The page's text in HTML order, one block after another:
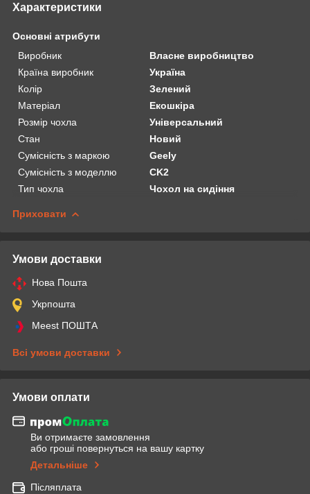
Характеристики
Основні атрибути
Виробник
Власне виробництво
Країна виробник
Україна
Колір
Зелений
Матеріал
Екошкіра
Розмір чохла
Універсальний
Стан
Новий
Сумісність з маркою
Geely
Сумісність з моделлю
CK2
Тип чохла
Чохол на сидіння
Приховати
Умови доставки
Нова Пошта
Укрпошта
Meest ПОШТА
Всі умови доставки
Умови оплати
Ви отримаєте замовлення
або гроші повернуться на вашу картку
Детальніше
Післяплата